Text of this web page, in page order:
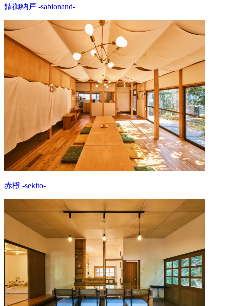
錆御納戸 -sabionand-
赤橙 -sekito-